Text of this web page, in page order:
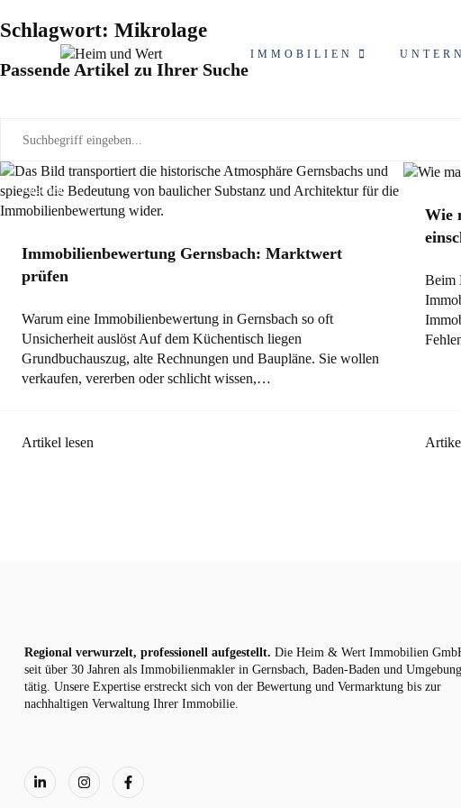
IMMOBILIEN
Schlagwort: Mikrolage
Passende Artikel zu Ihrer Suche
Allgemein
Immobilienbewertung Gernsbach: Marktwert
prüfen
Warum eine Immobilienbewertung in Gernsbach so oft
Unsicherheit auslöst Auf dem Küchentisch liegen
Grundbuchauszug, alte Rechnungen und Baupläne. Sie wollen
verkaufen, vererben oder schlicht wissen,…
Artikel lesen
Wie
Beim
Regional verwurzelt, professionell aufgestellt. Die Heim & Wert Immobilien
seit über 30 Jahren als Immobilienmakler in Gernsbach, Baden-Baden und Umgebung
tätig. Unsere Expertise erstreckt sich von der Bewertung und Vermarktung bis zur
nachhaltigen Verwaltung Ihrer Immobilie.